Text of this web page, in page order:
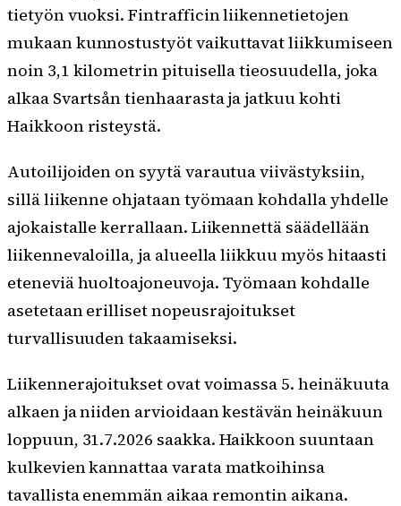
tietyön vuoksi. Fintrafficin liikennetietojen
mukaan kunnostustyöt vaikuttavat liikkumiseen
noin 3,1 kilometrin pituisella tieosuudella, joka
alkaa Svartsån tienhaarasta ja jatkuu kohti
Haikkoon risteystä.
Autoilijoiden on syytä varautua viivästyksiin,
sillä liikenne ohjataan työmaan kohdalla yhdelle
ajokaistalle kerrallaan. Liikennettä säädellään
liikennevaloilla, ja alueella liikkuu myös hitaasti
eteneviä huoltoajoneuvoja. Työmaan kohdalle
asetetaan erilliset nopeusrajoitukset
turvallisuuden takaamiseksi.
Liikennerajoitukset ovat voimassa 5. heinäkuuta
alkaen ja niiden arvioidaan kestävän heinäkuun
loppuun, 31.7.2026 saakka. Haikkoon suuntaan
kulkevien kannattaa varata matkoihinsa
tavallista enemmän aikaa remontin aikana.